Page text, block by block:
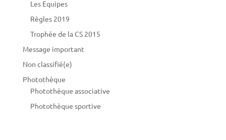
Les Equipes
Règles 2019
Trophée de la CS 2015
Message important
Non classifié(e)
Photothèque
Photothèque associative
Photothèque sportive